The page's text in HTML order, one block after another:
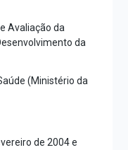
Avaliação da
da
(Ministério da
de 2004 e